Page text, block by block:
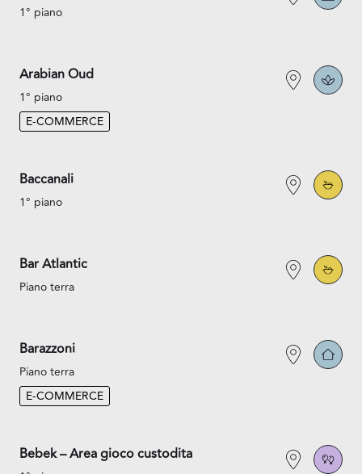
1° piano
Arabian Oud
1° piano
E-COMMERCE
Baccanali
1° piano
Bar Atlantic
Piano terra
Barazzoni
Piano terra
E-COMMERCE
Bebek – Area gioco custodita